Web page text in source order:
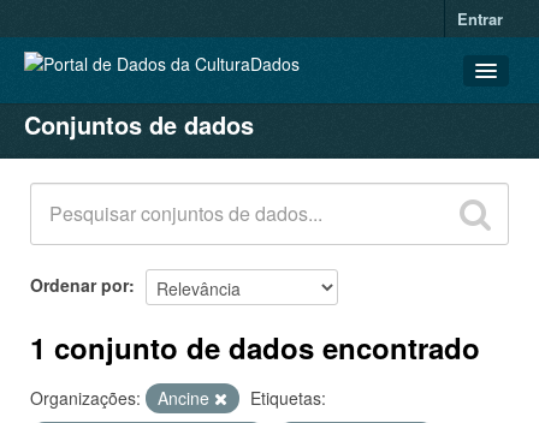
Entrar
CONJUNTOS DE DADOS
ORGANIZAÇÕES
GRUPOS
SOBRE
Conjuntos de dados
Ordenar por
1 conjunto de dados encontrado
Organizações: Ancine
Etiquetas: